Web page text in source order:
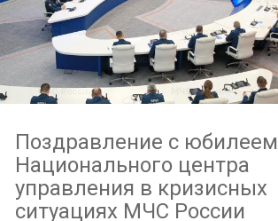
Поздравление с юбилеем
Национального центра
управления в кризисных
ситуациях МЧС России